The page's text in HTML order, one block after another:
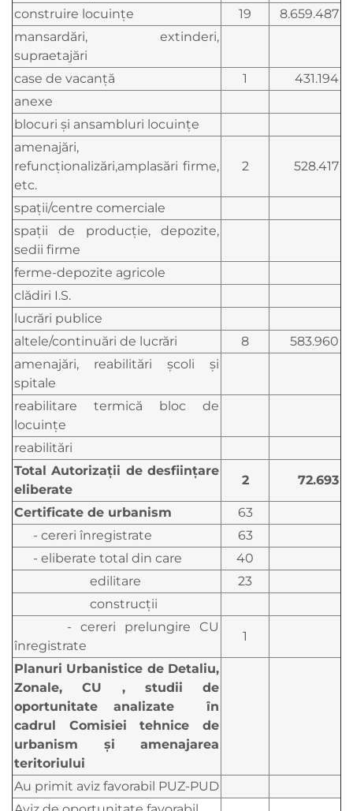
construire locuinţe
19
8.659.487
mansardări, extinderi,
supraetajări
case de vacanţă
1
431.194
anexe
blocuri şi ansambluri locuinţe
amenajări,
refuncţionalizări,amplasări firme,
etc.
2 528.417
spaţii/centre comerciale
spaţii de producţie, depozite,
sedii firme
ferme-depozite agricole
clădiri I.S.
lucrări publice
altele/continuări de lucrări
8
583.960
amenajări, reabilitări şcoli şi
spitale
reabilitare termică bloc de
locuințe
reabilitări
Total Autorizaţii de desfiinţare
eliberate
2 72.693
Certificate de urbanism
63
- cereri înregistrate
63
- eliberate total din care
40
edilitare
23
construcţii
- cereri prelungire CU
înregistrate
1
Planuri Urbanistice de Detaliu,
Zonale, CU , studii de
oportunitate analizate în
cadrul Comisiei tehnice de
urbanism şi amenajarea
teritoriului
Au primit aviz favorabil PUZ-PUD